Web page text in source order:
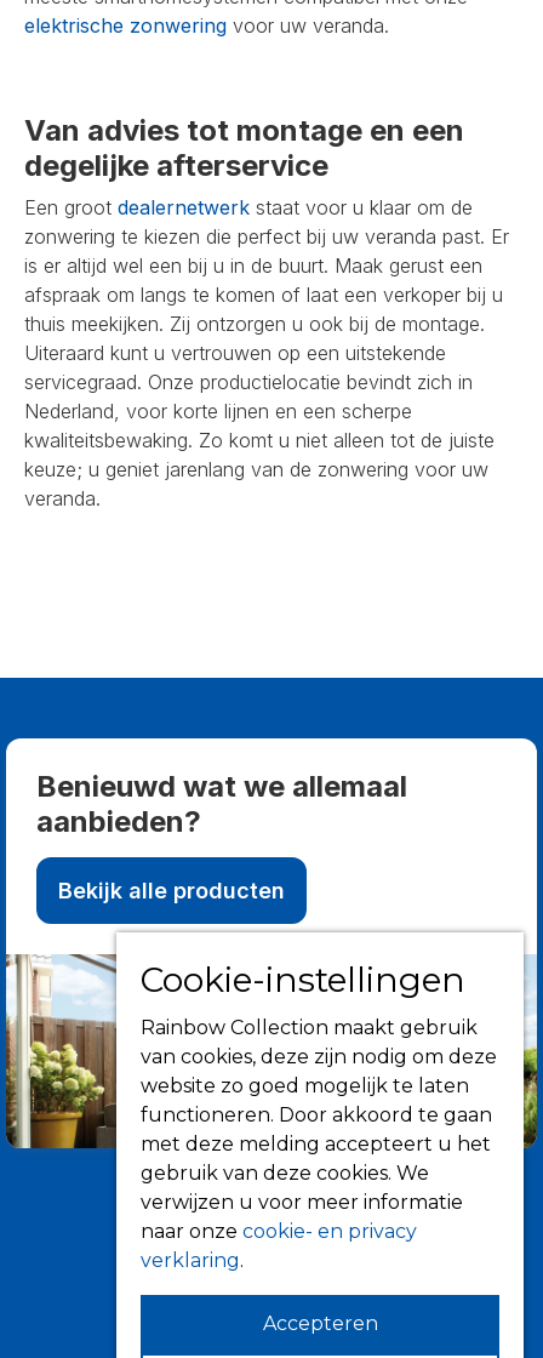
elektrische zonwering voor uw veranda.
Van advies tot montage en een
degelijke afterservice
Een groot dealernetwerk staat voor u klaar om de
zonwering te kiezen die perfect bij uw veranda past. Er
is er altijd wel een bij u in de buurt. Maak gerust een
afspraak om langs te komen of laat een verkoper bij u
thuis meekijken. Zij ontzorgen u ook bij de montage.
Uiteraard kunt u vertrouwen op een uitstekende
servicegraad. Onze productielocatie bevindt zich in
Nederland, voor korte lijnen en een scherpe
kwaliteitsbewaking. Zo komt u niet alleen tot de juiste
keuze; u geniet jarenlang van de zonwering voor uw
veranda.
Benieuwd wat we allemaal
aanbieden?
Bekijk alle producten
Informatie
Cookie-instellingen
Rainbow Collection maakt gebruik
van cookies, deze zijn nodig om deze
website zo goed mogelijk te laten
functioneren. Door akkoord te gaan
met deze melding accepteert u het
gebruik van deze cookies. We
verwijzen u voor meer informatie
naar onze cookie- en privacy
verklaring.
Accepteren